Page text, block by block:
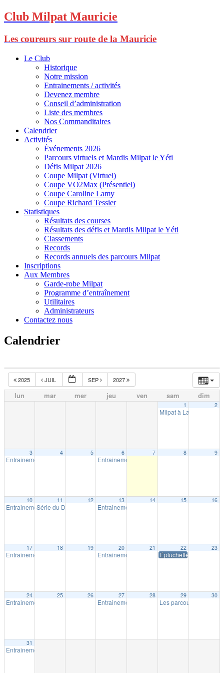
Club Milpat Mauricie
Les coureurs sur route de la Mauricie
Le Club
Historique
Notre mission
Entrainements / activités
Devenez membre
Conseil d’administration
Liste des membres
Nos Commanditaires
Calendrier
Activités
Événements 2026
Parcours virtuels et Mardis Milpat le Yéti
Défis Milpat 2026
Coupe Milpat (Virtuel)
Coupe VO2Max (Présentiel)
Coupe Caroline Lamy
Coupe Richard Tessier
Statistiques
Résultats des courses
Résultats des défis et Mardis Milpat le Yéti
Classements
Records
Records annuels des parcours Milpat
Inscriptions
Aux Membres
Garde-robe Milpat
Programme d’entraînement
Utilitaires
Administrateurs
Contactez nous
Calendrier
2025 JUIL SEP 2027
lun mar mer jeu ven sam dim
1
Milpat à La Tuque
2
3
Entrainement extérieur à Shawinigan18:30
4 5 6
Entrainement extérieur à Shawinigan
7 8 9
10
Entrainement extérieur à Shawinigan18:30
11
Série du Diable – Saison 19 – Course # 4
12 13
Entrainement extérieur à Shawinigan
14 15 16
17
Entrainement extérieur à Shawinigan18:30
18 19 20
Entrainement extérieur à Shawinigan
21 22
Épluchette Milpat
23
24
Entrainement extérieur à Shawinigan18:30
25 26 27
Entrainement extérieur à Shawinigan
28 29
Les parcours Milpat
30
31
Entrainement extérieur à Shawinigan